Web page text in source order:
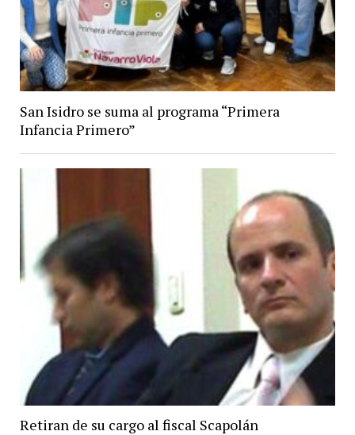
San Isidro se suma al programa “Primera
Infancia Primero”
Retiran de su cargo al fiscal Scapolán